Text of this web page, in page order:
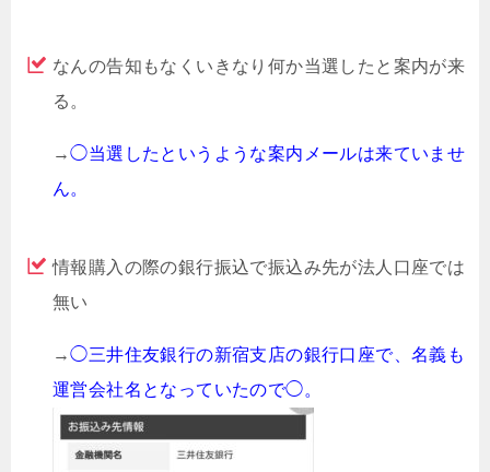
なんの告知もなくいきなり何か当選したと案内が来
る。
→◯当選したというような案内メールは来ていませ
ん。
情報購入の際の銀行振込で振込み先が法人口座では
無い
→◯三井住友銀行の新宿支店の銀行口座で、名義も
運営会社名となっていたので◯。